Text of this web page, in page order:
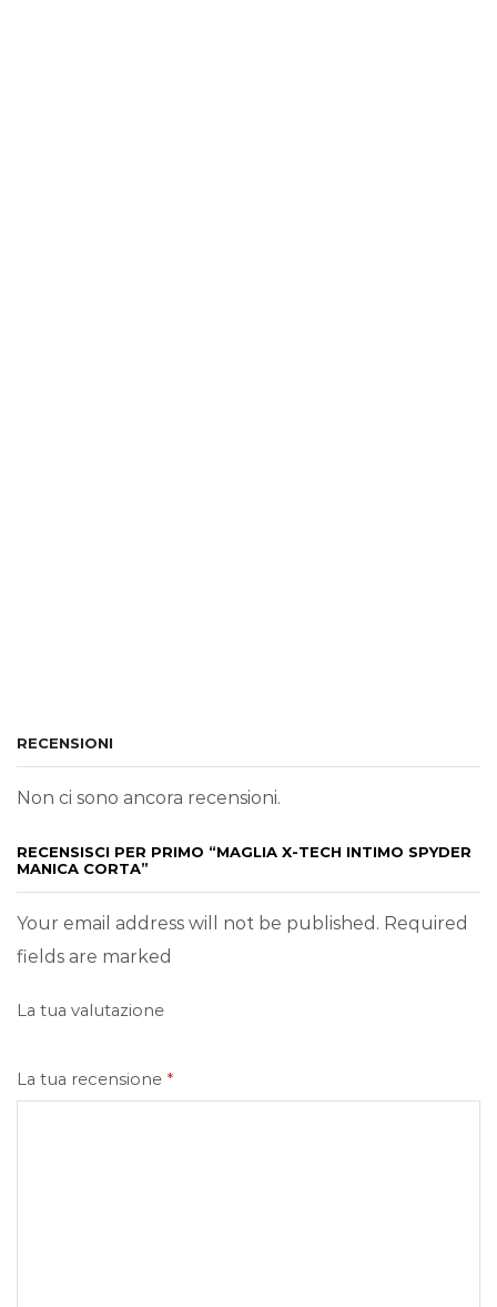
RECENSIONI
Non ci sono ancora recensioni.
RECENSISCI PER PRIMO “MAGLIA X-TECH INTIMO SPYDER
MANICA CORTA”
Your email address will not be published. Required
fields are marked
La tua valutazione
La tua recensione *